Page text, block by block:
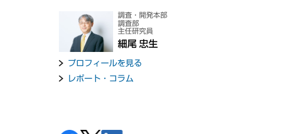
調査・開発本部
調査部
主任研究員
細尾 忠生
プロフィールを見る
レポート・コラム